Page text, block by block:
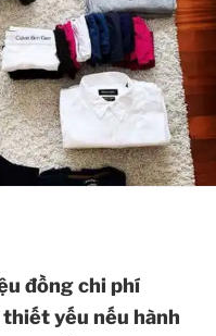
đồng chi phí
yếu nếu hành